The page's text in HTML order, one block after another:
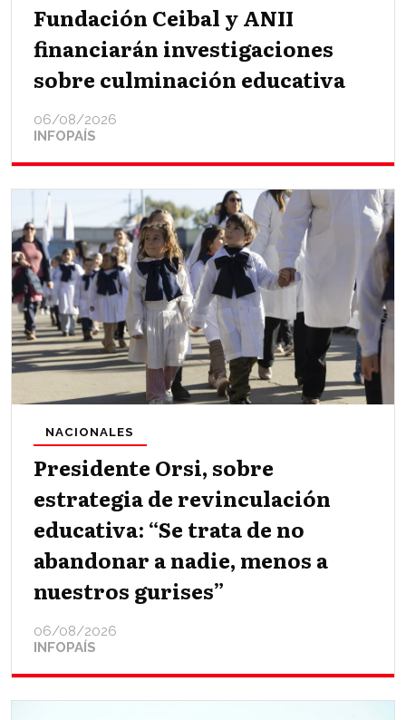
Fundación Ceibal y ANII
financiarán investigaciones
sobre culminación educativa
INFOPAÍS
06/08/2026
Presidente Orsi, sobre
estrategia de revinculación
educativa: “Se trata de no
abandonar a nadie, menos a
nuestros gurises”
INFOPAÍS
NACIONALES
06/08/2026